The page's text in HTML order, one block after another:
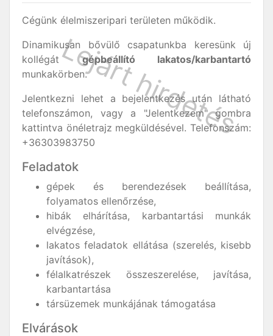
Cégünk élelmiszeripari területen működik.
Dinamikusan bővülő csapatunkba keresünk új
kollégátgépbeállító lakatos/karbantartó
munkakörben.
Jelentkezni lehet a bejelentkezés után látható
telefonszámon, vagy a "Jelentkezem" gombra
kattintva önéletrajz megküldésével. Telefonszám:
+36303983750
Feladatok
gépek és berendezések beállítása,
folyamatos ellenőrzése,
hibák elhárítása, karbantartási munkák
elvégzése,
lakatos feladatok ellátása (szerelés, kisebb
javítások),
félalkatrészek összeszerelése, javítása,
karbantartása
társüzemek munkájának támogatása
Elvárások